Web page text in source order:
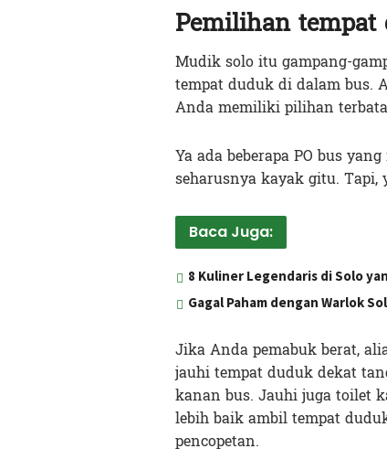
Pemilihan tempat
Mudik solo itu gampang-
tempat duduk di dalam bus.
Anda memiliki pilihan
Ya ada beberapa PO bus
seharusnya kayak gitu.
Baca Juga:
8 Kuliner Legendaris di Solo
Gagal Paham dengan Warlok
Jika Anda pemabuk berat,
jauhi tempat duduk dekat
kanan bus. Jauhi juga toilet
lebih baik ambil tempat
pencopetan.